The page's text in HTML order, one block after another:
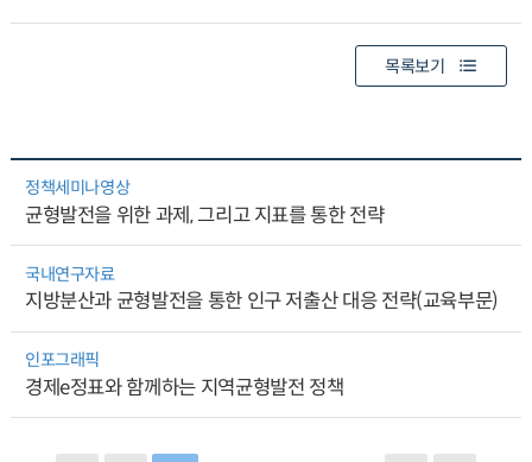
목록보기
정책세미나영상
균형발전을 위한 과제, 그리고 지표를 통한 전략
국내연구자료
지방분산과 균형발전을 통한 인구 저출산 대응 전략(교육부문)
인포그래픽
경제e정표와 함께하는 지역균형발전 정책